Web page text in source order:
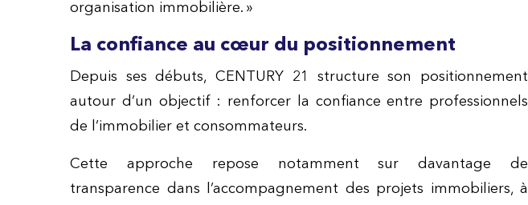
organisation immobilière. »
La confiance au cœur du positionnement
Depuis ses débuts, CENTURY 21 structure son positionnement
autour d’un objectif : renforcer la confiance entre professionnels
de l’immobilier et consommateurs.
Cette approche repose notamment sur davantage de
transparence dans l’accompagnement des projets immobiliers, à